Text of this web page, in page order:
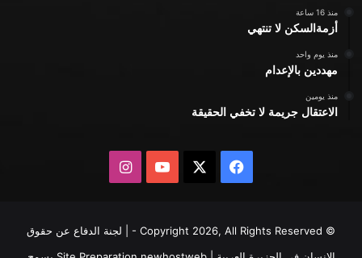
منذ 16 ساعة
أزمةالسكن لا تنتهي
منذ يوم واحد
مهددين بالإعدام
منذ يومين
الاعتقال جريمة لا تخفي الحقيقة
فيسبوك يوتيوبانستقرام
© Copyright 2026, All Rights Reserved - | لجنة الدفاع عن حقوق